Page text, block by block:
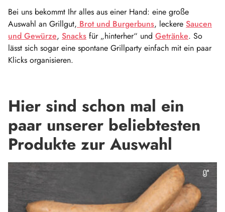
Bei uns bekommt Ihr alles aus einer Hand: eine große
Auswahl an Grillgut, Brot und Burgerbuns, leckere Saucen
und Gewürze, Snacks für „hinterher“ und Getränke. So
lässt sich sogar eine spontane Grillparty einfach mit ein paar
Klicks organisieren.
Hier sind schon mal ein
paar unserer beliebtesten
Produkte zur Auswahl